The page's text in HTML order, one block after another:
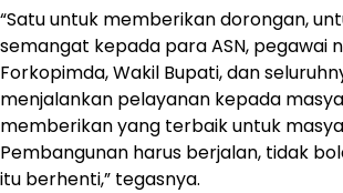
“Satu untuk memberikan dorongan,
semangat kepada para ASN, pegawai
Forkopimda, Wakil Bupati, dan
menjalankan pelayanan kepada
memberikan yang terbaik untuk
Pembangunan harus berjalan, tidak
itu berhenti,” tegasnya.